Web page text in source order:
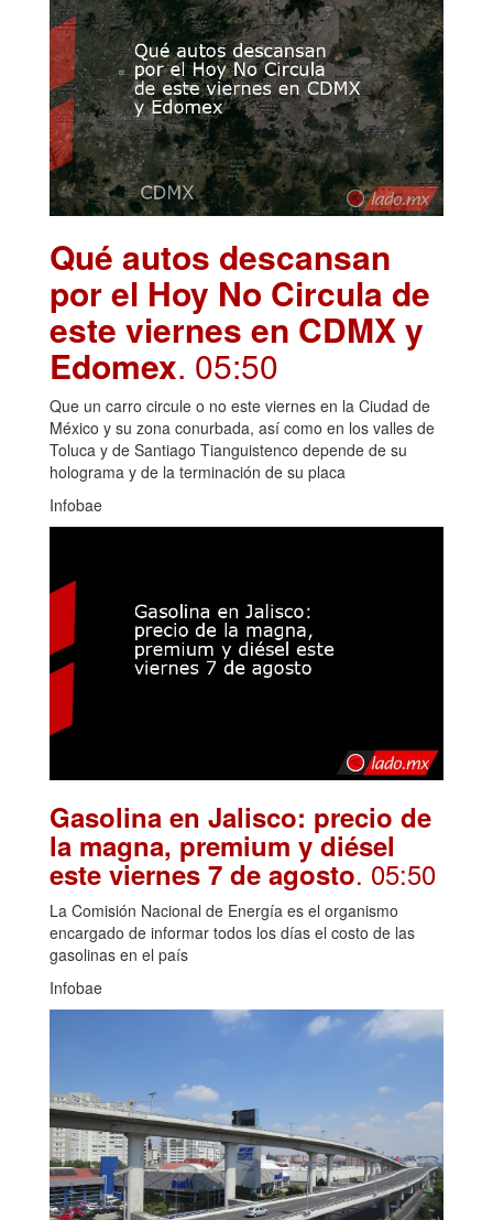
Qué autos descansan
por el Hoy No Circula de
este viernes en CDMX y
Edomex. 05:50
Que un carro circule o no este viernes en la Ciudad de
México y su zona conurbada, así como en los valles de
Toluca y de Santiago Tianguistenco depende de su
holograma y de la terminación de su placa
Infobae
Gasolina en Jalisco: precio de
la magna, premium y diésel
este viernes 7 de agosto. 05:50
La Comisión Nacional de Energía es el organismo
encargado de informar todos los días el costo de las
gasolinas en el país
Infobae